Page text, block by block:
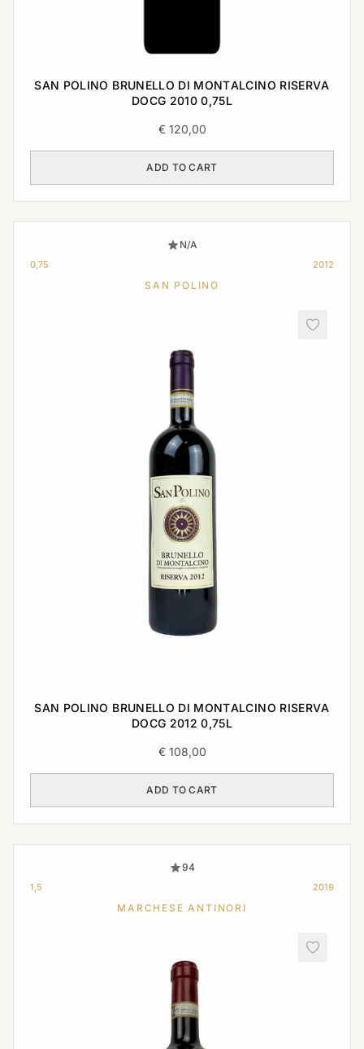
SAN POLINO BRUNELLO DI MONTALCINO RISERVA
DOCG 2010 0,75L
€120,00
ADD TO CART
N/A
0,75 2012
SAN POLINO
SAN POLINO BRUNELLO DI MONTALCINO RISERVA
DOCG 2012 0,75L
€108,00
ADD TO CART
94
1,5 2019
MARCHESE ANTINORI